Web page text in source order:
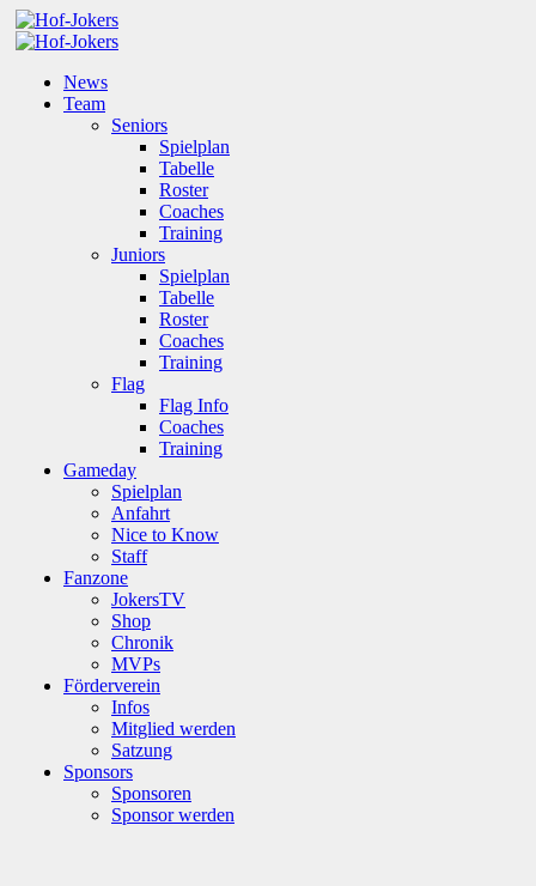
News
Team
Seniors
Spielplan
Tabelle
Roster
Coaches
Training
Juniors
Spielplan
Tabelle
Roster
Coaches
Training
Flag
Flag Info
Coaches
Training
Gameday
Spielplan
Anfahrt
Nice to Know
Staff
Fanzone
JokersTV
Shop
Chronik
MVPs
Förderverein
Infos
Mitglied werden
Satzung
Sponsors
Sponsoren
Sponsor werden